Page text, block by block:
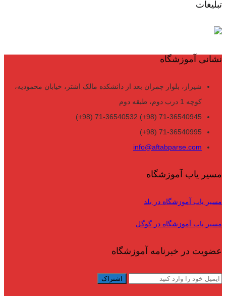
تبلیغات
نشانی آموزشگاه
شیراز، بلوار چمران بعد از دانشکده مالک اشتر، خیابان محمودیه،
کوچه 1 درب دوم، طبقه دوم
71-36540945 (98+) 71-36540532 (98+)
71-36540995 (98+)
info@aftabparse.com
مسیر یاب آموزشگاه
مسیر یاب آموزشگاه در بلد
مسیر یاب آموزشگاه در گوگل
عضویت در خبرنامه آموزشگاه